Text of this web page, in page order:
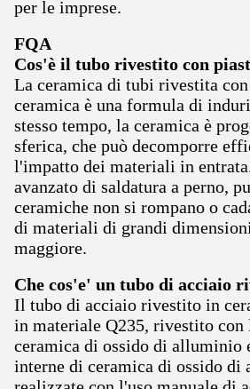
per le imprese.
FQA
Cos'è il tubo rivestito con
La ceramica di tubi rivestita
ceramica è una formula di
stesso tempo, la ceramica è
sferica, che può decomporre
l'impatto dei materiali in
avanzato di saldatura a perno,
ceramiche non si rompano o
di materiali di grandi
maggiore.
Che cos'e' un tubo di acciaio
Il tubo di acciaio rivestito in
in materiale Q235, rivestito con
ceramica di ossido di alluminio
interne di ceramica di ossido di